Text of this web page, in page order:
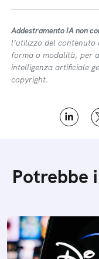
Addestramento IA non
l’utilizzo del contenuto
forma o modalità, per
intelligenza artificiale
copyright.
Potrebbe